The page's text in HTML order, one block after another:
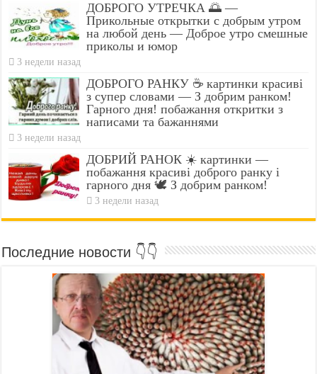
ДОБРОГО УТРЕЧКА 🌅 —
Прикольные открытки с добрым утром
на любой день — Доброе утро смешные
приколы и юмор
3 недели назад
ДОБРОГО РАНКУ ☕ картинки красиві
з супер словами — З добрим ранком!
Гарного дня! побажання откритки з
написами та бажаннями
3 недели назад
ДОБРИЙ РАНОК ☀️ картинки —
побажання красиві доброго ранку і
гарного дня 🕊️ З добрим ранком!
3 недели назад
Последние новости 👇👇